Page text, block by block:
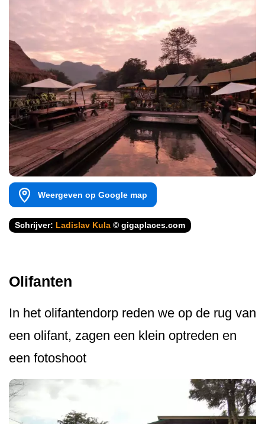
Weergeven op Google map
Schrijver: Ladislav Kula © gigaplaces.com
Olifanten
In het olifantendorp reden we op de rug van
een olifant, zagen een klein optreden en
een fotoshoot